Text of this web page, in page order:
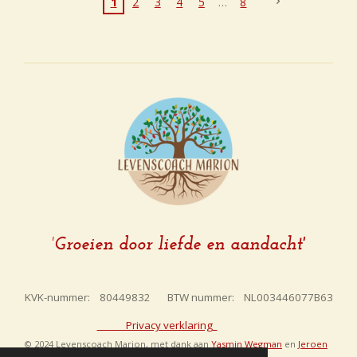
shandeli
'Groeien door liefde en aandacht'
KVK-nummer: 80449832 BTW nummer: NL003446077B63
Privacy verklaring
© 2024 Levenscoach Marion, met dank aan Yasmin Wegman en Jeroen